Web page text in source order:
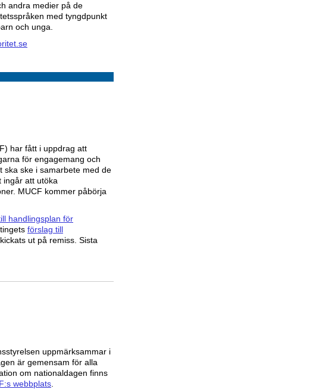
andra medier på de
med tyngdpunkt
och unga.
har fått i uppdrag att
för engagemang och
ska ske i samarbete med de
ingår att utöka
MUCF kommer påbörja
handlingsplan för
förslag till
ut på remiss. Sista
uppmärksammar i
är gemensam för alla
om nationaldagen finns
webbplats